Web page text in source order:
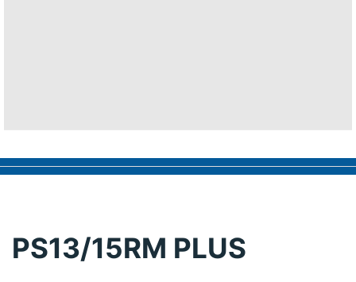
PS13/15RM PLUS